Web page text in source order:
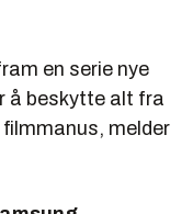
en serie nye
å beskytte alt fra
melder